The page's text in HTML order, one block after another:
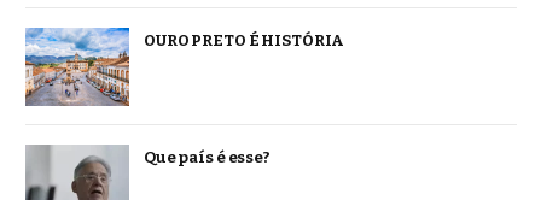
OURO PRETO É HISTÓRIA
Que país é esse?